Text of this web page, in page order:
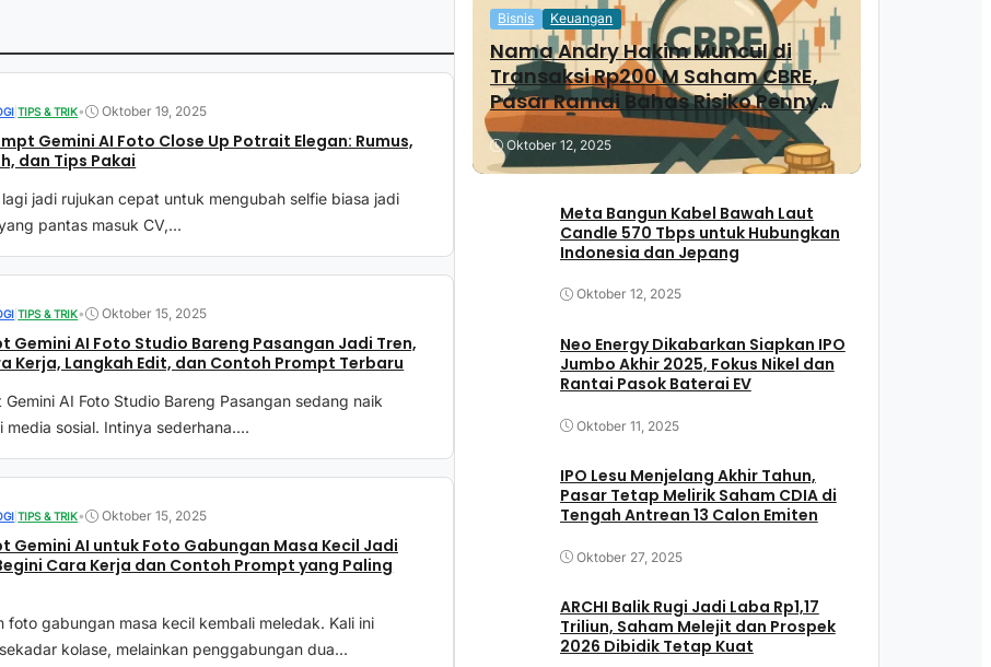
|TIPS & TRIK• Oktober 19, 2025
Gemini AI Foto Close Up Potrait Elegan: Rumus,
dan Tips Pakai
lagi jadi rujukan cepat untuk mengubah selfie biasa jadi
pantas masuk CV,...
|TIPS & TRIK• Oktober 15, 2025
Gemini AI Foto Studio Bareng Pasangan Jadi Tren,
Kerja, Langkah Edit, dan Contoh Prompt Terbaru
Gemini AI Foto Studio Bareng Pasangan sedang naik
media sosial. Intinya sederhana....
|TIPS & TRIK• Oktober 15, 2025
Gemini AI untuk Foto Gabungan Masa Kecil Jadi
Cara Kerja dan Contoh Prompt yang Paling
foto gabungan masa kecil kembali meledak. Kali ini
kolase, melainkan penggabungan dua...
Bisnis Keuangan
Nama Andry Hakim Muncul di
Transaksi Rp200 M Saham CBRE,
Pasar Ramai Bahas Risiko Penny
Stock
Oktober 12, 2025
Meta Bangun Kabel Bawah Laut
Candle 570 Tbps untuk Hubungkan
Indonesia dan Jepang
Oktober 12, 2025
Neo Energy Dikabarkan Siapkan IPO
Jumbo Akhir 2025, Fokus Nikel dan
Rantai Pasok Baterai EV
Oktober 11, 2025
IPO Lesu Menjelang Akhir Tahun,
Pasar Tetap Melirik Saham CDIA di
Tengah Antrean 13 Calon Emiten
Oktober 27, 2025
ARCHI Balik Rugi Jadi Laba Rp1,17
Triliun, Saham Melejit dan Prospek
2026 Dibidik Tetap Kuat